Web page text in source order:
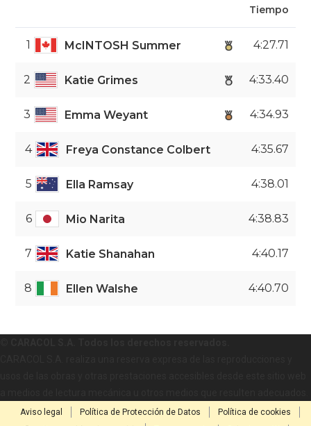
Tiempo
1 McINTOSH Summer 4:27.71
2 Katie Grimes 4:33.40
3 Emma Weyant 4:34.93
4 Freya Constance Colbert 4:35.67
5 Ella Ramsay 4:38.01
6 Mio Narita 4:38.83
7 Katie Shanahan 4:40.17
8 Ellen Walshe 4:40.70
Aviso legal Política de Protección de Datos Política de cookies